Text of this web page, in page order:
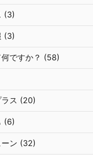
(3)
(3)
何ですか？ (58)
ス (20)
(6)
ーン (32)